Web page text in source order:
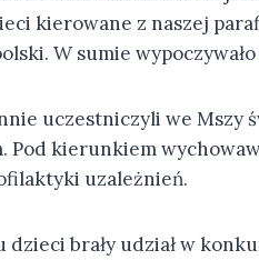
kierowane z naszej
W sumie
uczestniczyli we Mszy
Pod kierunkiem
uzależnień.
dzieci brały udział w